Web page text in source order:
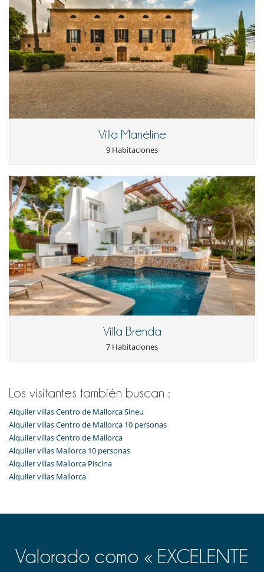
Ocios y actividades deportivas
Acceso a internet (banda ancha, cable)
Piscina exterior privada
TV
Para su comodidad y agrado
Secador
Servicios de resort y entretenimiento
Campo de golf de 9 hoyos
Villa Manéline
9 Habitaciones
Villa Brenda
7 Habitaciones
Los visitantes también buscan :
Alquiler villas Centro de Mallorca Sineu
Alquiler villas Centro de Mallorca 10 personas
Alquiler villas Centro de Mallorca
Alquiler villas Mallorca 10 personas
Alquiler villas Mallorca Piscina
Alquiler villas Mallorca
Valorado como « EXCELENTE